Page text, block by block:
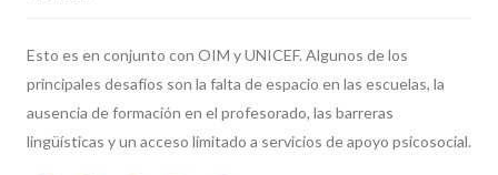
Esto es en conjunto con OIM y UNICEF. Algunos de los
principales desafíos son la falta de espacio en las escuelas, la
ausencia de formación en el profesorado, las barreras
lingüísticas y un acceso limitado a servicios de apoyo psicosocial.